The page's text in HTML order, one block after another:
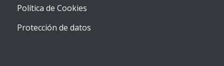
Política de Cookies
Protección de datos